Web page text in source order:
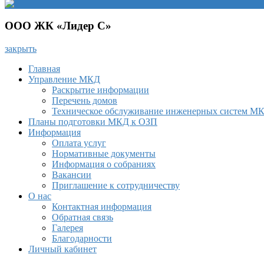
ООО ЖК «Лидер С»
закрыть
Главная
Управление МКД
Раскрытие информации
Перечень домов
Техническое обслуживание инженерных систем
Планы подготовки МКД к ОЗП
Информация
Оплата услуг
Нормативные документы
Информация о собраниях
Вакансии
Приглашение к сотрудничеству
О нас
Контактная информация
Обратная связь
Галерея
Благодарности
Личный кабинет